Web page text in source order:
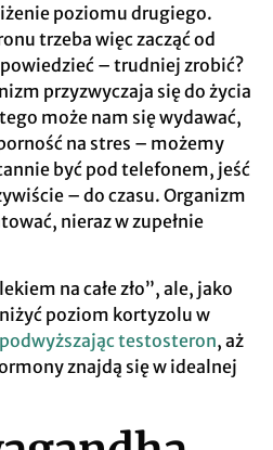
poziomu drugiego.
trzeba więc zacząć od
– trudniej zrobić?
przyzwyczaja się do życia
może nam się wydawać,
na stres – możemy
być pod telefonem, jeść
– do czasu. Organizm
nieraz w zupełnie
na całe zło”, ale, jako
poziom kortyzolu w
testosteron, aż
znajdą się w idealnej